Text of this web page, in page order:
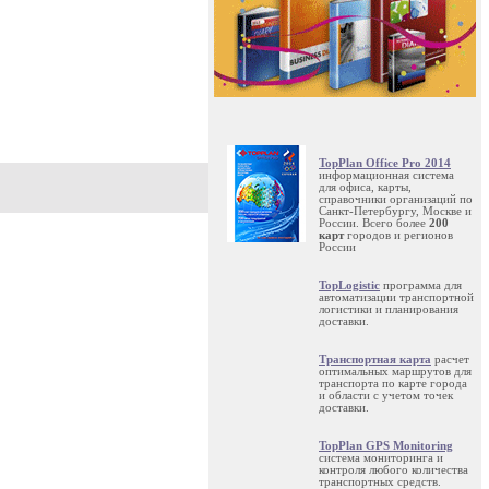
TopPlan Office Pro 2014
информационная система
для офиса, карты,
справочники организаций по
Санкт-Петербургу, Москве и
России. Всего более 200
картгородов и регионов
России
TopLogistic программа для
автоматизации транспортной
логистики и планирования
доставки.
Транспортная карта расчет
оптимальных маршрутов для
транспорта по карте города
и области с учетом точек
доставки.
TopPlan GPS Monitoring
система мониторинга и
контроля любого количества
транспортных средств.